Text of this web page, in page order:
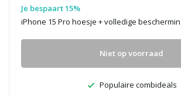
Je bespaart 15%
iPhone 15 Pro hoesje + volledige
Niet op voorraad
Populaire combideals